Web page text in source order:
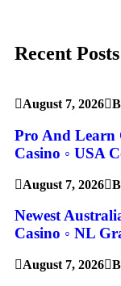
Recent Posts
August 7, 2026
Pro And Learn
Casino ◦ USA
August 7, 2026
Newest
Casino ◦ NL
August 7, 2026